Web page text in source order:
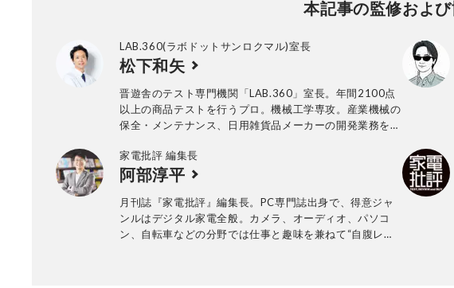
本記事の監修およ
LAB.360(ラボドットサンロクマル)室長
松下和矢
晋遊舎のテスト専門機関「LAB.360」室長。年間2100点
以上の商品テストを行うプロ。機械工学専攻。産業機械の
保全・メンテナンス、日用雑貨品メーカーの開発業務を経
法の立案から試験デザイン、試験装置の製作、テスト実施
まで一貫した商品テストを手がける。日用雑貨品や家電製
一目で結果が分かるビジュアル性を伴う手法を心がけてい
る。趣味はプラモデル作り。
家電批評 編集長
阿部淳平
月刊誌『家電批評』編集長。PC専門誌出身で、得意ジャ
ンルはデジタル家電全般。カメラ、オーディオ、パソコ
ン、自転車などの分野では仕事と趣味を兼ねて“自腹レビ